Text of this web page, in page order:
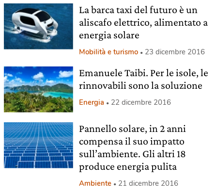
La barca taxi del futuro è un
aliscafo elettrico, alimentato a
energia solare
Mobilità e turismo 23 dicembre 2016
Emanuele Taibi. Per le isole, le
rinnovabili sono la soluzione
Energia 22 dicembre 2016
Pannello solare, in 2 anni
compensa il suo impatto
sull’ambiente. Gli altri 18
produce energia pulita
Ambiente 21 dicembre 2016